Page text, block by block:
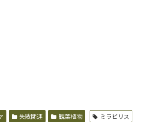
失敗関連 観葉植物 ミラビリス